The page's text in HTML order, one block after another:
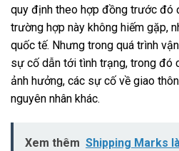
quy định theo hợp đồng trước đó
trường hợp này không hiếm gặp,
quốc tế. Nhưng trong quá trình
sự cố dẫn tới tình trạng, trong đó
ảnh hưởng, các sự cố về giao
nguyên nhân khác.
Xem thêm Shipping Marks